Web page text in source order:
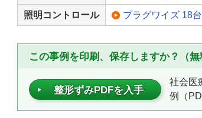
照明コントロール プラグワイズ 18台
この事例を印刷、保存しますか？（
整形ずみPDFを入手
社会医
例（